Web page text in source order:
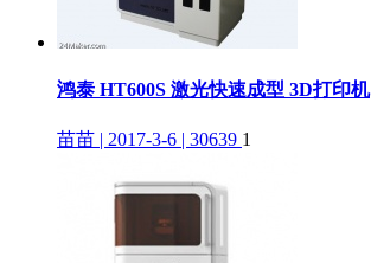
鸿泰 HT600S 激光快速成型 3D打印机
苗苗 | 2017-3-6 | 30639 1